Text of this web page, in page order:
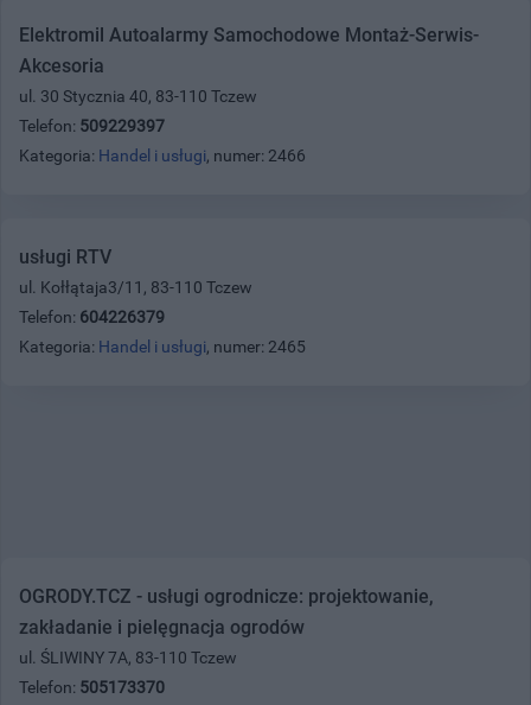
Elektromil Autoalarmy Samochodowe Montaż-Serwis-
Akcesoria
ul. 30 Stycznia 40, 83-110 Tczew
Telefon: 509229397
Kategoria: Handel i usługi, numer: 2466
usługi RTV
ul. Kołłątaja3/11, 83-110 Tczew
Telefon: 604226379
Kategoria: Handel i usługi, numer: 2465
OGRODY.TCZ - usługi ogrodnicze: projektowanie,
zakładanie i pielęgnacja ogrodów
ul. ŚLIWINY 7A, 83-110 Tczew
Telefon: 505173370